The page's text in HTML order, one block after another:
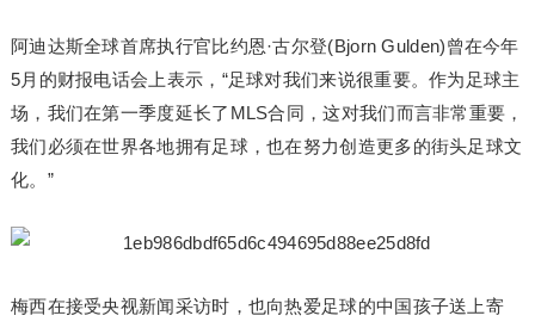
阿迪达斯全球首席执行官比约恩·古尔登(Bjorn Gulden)曾在今年
5月的财报电话会上表示，“足球对我们来说很重要。作为足球主
场，我们在第一季度延长了MLS合同，这对我们而言非常重要，
我们必须在世界各地拥有足球，也在努力创造更多的街头足球文
化。”
梅西在接受央视新闻采访时，也向热爱足球的中国孩子送上寄